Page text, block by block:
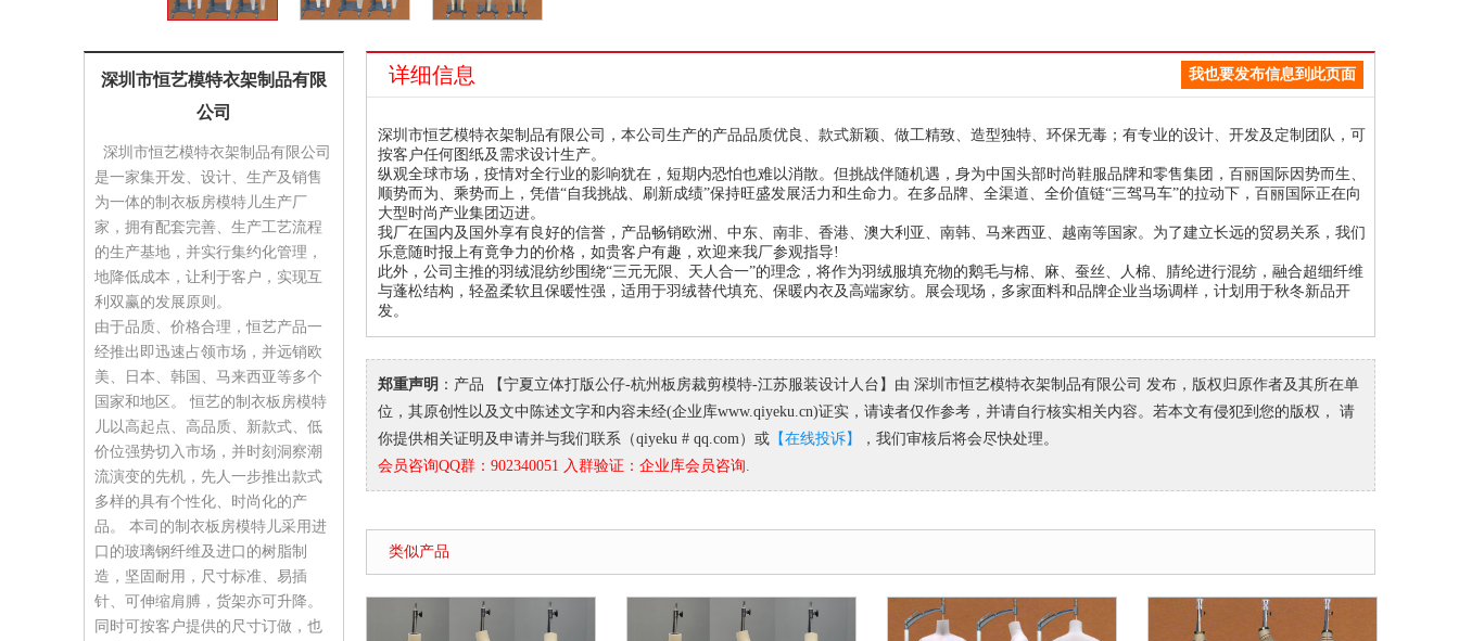
深圳市恒艺模特衣架制品有限
公司
深圳市恒艺模特衣架制品有限公司
是一家集开发、设计、生产及销售
为一体的制衣板房模特儿生产厂
家，拥有配套完善、生产工艺流程
的生产基地，并实行集约化管理，
地降低成本，让利于客户，实现互
利双赢的发展原则。​
由于品质、价格合理，恒艺产品一
经推出即迅速占领市场，并远销欧
美、日本、韩国、马来西亚等多个
国家和地区。 恒艺的制衣板房模特
儿以高起点、高品质、新款式、低
价位强势切入市场，并时刻洞察潮
流演变的先机，先人一步推出款式
多样的具有个性化、时尚化的产
品。 本司的制衣板房模特儿采用进
口的玻璃钢纤维及进口的树脂制
造，坚固耐用，尺寸标准、易插
针、可伸缩肩膊，货架亦可升降。
同时可按客户提供的尺寸订做，也
详细信息 我也要发布信息到此页面
深圳市恒艺模特衣架制品有限公司， 本公司生产的产品品质优良、款式新颖、做工精致、造型独特、环保无毒；有专业的设计、开发及定制团队，可
按客户任何图纸及需求设计生产。
纵观全球市场，疫情对全行业的影响犹在，短期内恐怕也难以消散。但挑战伴随机遇，身为中国头部时尚鞋服品牌和零售集团，百丽国际因势而生、
顺势而为、乘势而上，凭借“自我挑战、刷新成绩”保持旺盛发展活力和生命力。在多品牌、全渠道、全价值链“三驾马车”的拉动下，百丽国际正在向
大型时尚产业集团迈进。
我厂在国内及国外享有良好的信誉，产品畅销欧洲、中东、南非、香港、澳大利亚、南韩、马来西亚、越南等国家。为了建立长远的贸易关系，我们
乐意随时报上有竟争力的价格，如贵客户有趣，欢迎来我厂参观指导!
此外，公司主推的羽绒混纺纱围绕“三元无限、天人合一”的理念，将作为羽绒服填充物的鹅毛与棉、麻、蚕丝、人棉、腈纶进行混纺，融合超细纤维
与蓬松结构，轻盈柔软且保暖性强，适用于羽绒替代填充、保暖内衣及高端家纺。展会现场，多家面料和品牌企业当场调样，计划用于秋冬新品开
发。
郑重声明 ：产品 【宁夏立体打版公仔-杭州板房裁剪模特-江苏服装设计人台】由 深圳市恒艺模特衣架制品有限公司 发布，版权归原作者及其所在单
位，其原创性以及文中陈述文字和内容未经(企业库www.qiyeku.cn)证实，请读者仅作参考，并请自行核实相关内容。若本文有侵犯到您的版权， 请
你提供相关证明及申请并与我们联系（qiyeku # qq.com）或 【在线投诉】
，我们审核后将会尽快处理。
会员咨询QQ群：902340051 入群验证：企业库会员咨询.
类似产品